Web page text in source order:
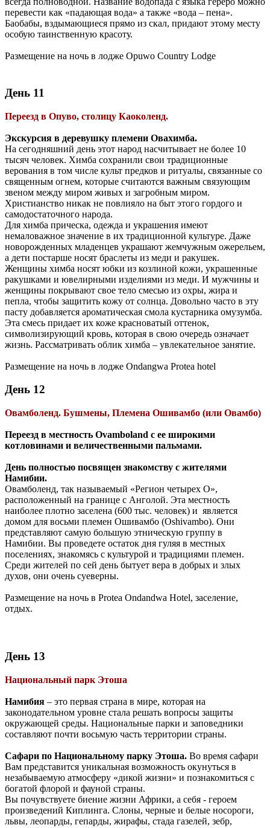
перевести как «падающая вода» а также «вода – пена».
Баобабы, вздымающиеся прямо из скал, придают этому месту
особую таинственную красоту.
Размещение на ночь в лодже Opuwo Country Lodge
День 11
Переезд в Опуво, столицу Каоколенд.
Экскурсия в деревушку племени Овахимба.
На сегодняшний день этот народ насчитывает не более 10
тысяч человек. Химба сохранили свои традиционные
верования в том числе культ предков и ритуалы, связанные со
священным огнем, которые считаются важным связующим
звеном между миром живых и загробным миром.
Христианство никак не повлияло на быт этого гордого и
самодостаточного народа.
Для химба прическа, одежда и украшения имеют
немаловажное значение в их традиционной культуре. Даже
новорожденных младенцев украшают жемчужным ожерельем,
а дети постарше носят браслеты из меди и ракушек.
Женщины химба носят юбки из козлиной кожи, украшенные
ракушками и ювелирными изделиями из меди. И мужчины и
женщины покрывают свое тело смесью из охры, жира и
пепла, чтобы защитить кожу от солнца. Довольно часто в эту
пасту добавляется ароматическая смола кустарника омузумба.
Эта смесь придает их коже красноватый оттенок,
символизирующий кровь, которая в свою очередь означает
жизнь. Рассматривать облик химба – увлекательное занятие.
Размещение на ночь в лодже Ondangwa Protea hotel
День 12
Овамболенд. Бушмены, Племена Ошивамбо (или Овамбо)
Переезд в местность Ovamboland с ее широкими
котловинами и величественными пальмами.
День полностью посвящен знакомству с жителями
Намибии.
Овамболенд, так называемый «Регион четырех О»,
расположенный на границе с Анголой. Эта местность
наиболее плотно заселена (600 тыс. человек) и является
домом для восьми племен Ошивамбо (Oshivambo). Они
представляют самую большую этническую группу в
Намибии. Вы проведете остаток дня гуляя в местных
поселениях, знакомясь с культурой и традициями племен.
Среди жителей по сей день бытует вера в добрых и злых
духов, они очень суеверны.
Размещение на ночь в Protea Ondandwa Hotel, заселение,
отдых.
День 13
Национальный парк Этоша
Намибия – это первая страна в мире, которая на
законодательном уровне стала решать вопросы защиты
окружающей среды. Национальные парки и заповедники
составляют почти восьмую часть территории страны.
Сафари по Национальному парку Этоша. Во время сафари
Вам представится уникальная возможность окунуться в
незабываемую атмосферу «дикой жизни» и познакомиться с
богатой флорой и фауной страны.
Вы почувствуете биение жизни Африки, а себя - героем
произведений Киплинга. Слоны, черные и белые носороги,
львы, леопарды, гепарды, жирафы, стада газелей, зебр,